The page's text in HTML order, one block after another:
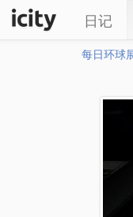
日记
每日环球